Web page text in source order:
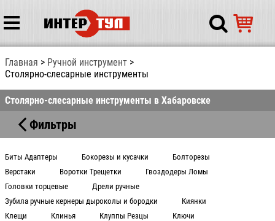
Главная
Ручной инструмент
Столярно-слесарные инструменты
Столярно-слесарные инструменты в Хабаровске
Фильтры
Биты Адаптеры Бокорезы и кусачки
Болторезы
Верстаки
Воротки Трещетки
Гвоздодеры Ломы
Головки торцевые
Дрели ручные
Зубила ручные кернеры дыроколы и бородки
Киянки
Клещи
Клинья Клуппы Резцы
Ключи